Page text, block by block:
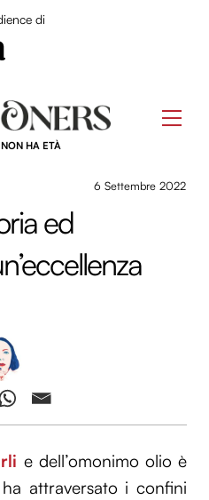
di
HA ETÀ
6 Settembre 2022
ed
e dell’omonimo olio è
attraversato i confini